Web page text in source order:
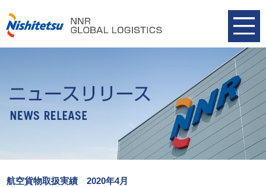
航空貨物取扱実績 2020年4月